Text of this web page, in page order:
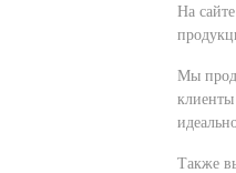
На
Мы
клиенты
Также